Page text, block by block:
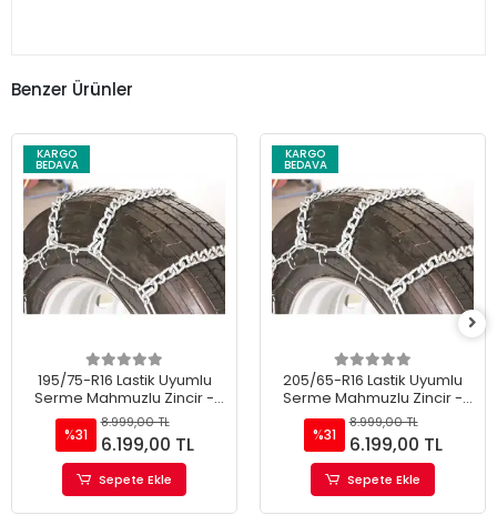
Benzer Ürünler
KARGO
BEDAVA
195/75-R16 Lastik Uyumlu
Serme Mahmuzlu Zincir -
Merdiven tip Ultra Kaliteli
%31
8.999,00 TL
6.199,00 TL
Sepete Ekle
KARGO
BEDAVA
205/65-R16 Lastik Uyumlu
Serme Mahmuzlu Zincir -
Merdiven tip Ultra Kaliteli
%31
8.999,00 TL
6.199,00 TL
Sepete Ekle